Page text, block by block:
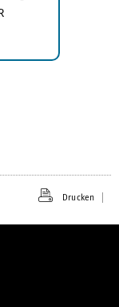
Drucken